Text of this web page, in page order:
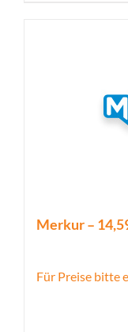
Merkur –
Für Preise bitte